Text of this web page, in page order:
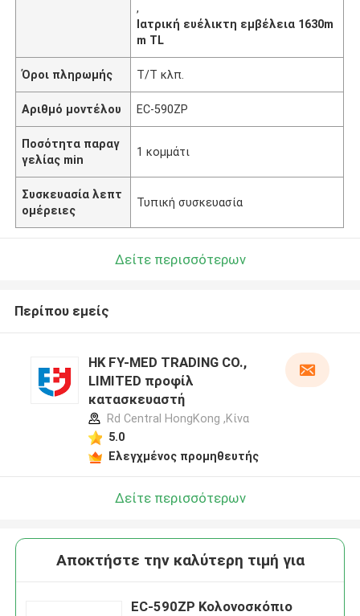
,
Ιατρική ευέλικτη εμβέλεια 1630m
m TL
Όροι πληρωμής Τ/Τ κλπ.
Αριθμό μοντέλου EC-590ZP
Ποσότητα παραγ
γελίας min
1 κομμάτι
Συσκευασία λεπτ
ομέρειες
Τυπική συσκευασία
Δείτε περισσότερων
Περίπου εμείς
HK FY-MED TRADING CO.,
LIMITED προφίλ
κατασκευαστή
Rd Central HongKong ,Κίνα
5.0
Ελεγχμένος προμηθευτής
Δείτε περισσότερων
Αποκτήστε την καλύτερη τιμή για
EC-590ZP Κολονοσκόπιο